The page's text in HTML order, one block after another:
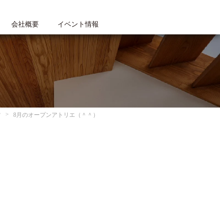
会社概要 イベント情報
8月のオープンアトリエ（＾＾）